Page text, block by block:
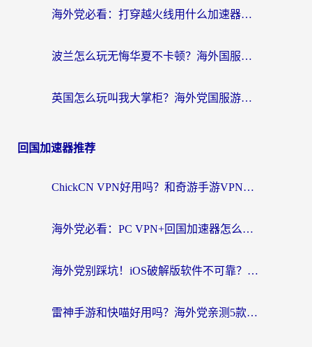
海外党必看：打穿越火线用什么加速器？解决延迟卡顿，还能玩奇妙拼图世界和第五人格
波兰怎么玩无悔华夏不卡顿？海外国服游戏加速器终极指南（附征途2萤火突击解决方案）
英国怎么玩叫我大掌柜？海外党国服游戏加速避坑指南（附实测推荐）
回国加速器推荐
ChickCN VPN好用吗？和奇游手游VPN对比哪个回国效果更好？海外党亲测实用指南
海外党必看：PC VPN+回国加速器怎么选？无缝访问国内资源全攻略
海外党别踩坑！iOS破解版软件不可靠？教你选对回国加速器无缝看国内资源
雷神手游和快喵好用吗？海外党亲测5款回国加速器，附斧牛Bling对比+微信视频号解决办法